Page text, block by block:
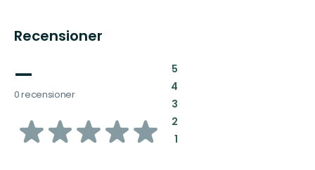
Recensioner
—
0 recensioner
av
5:
4:
3:
2:
1: